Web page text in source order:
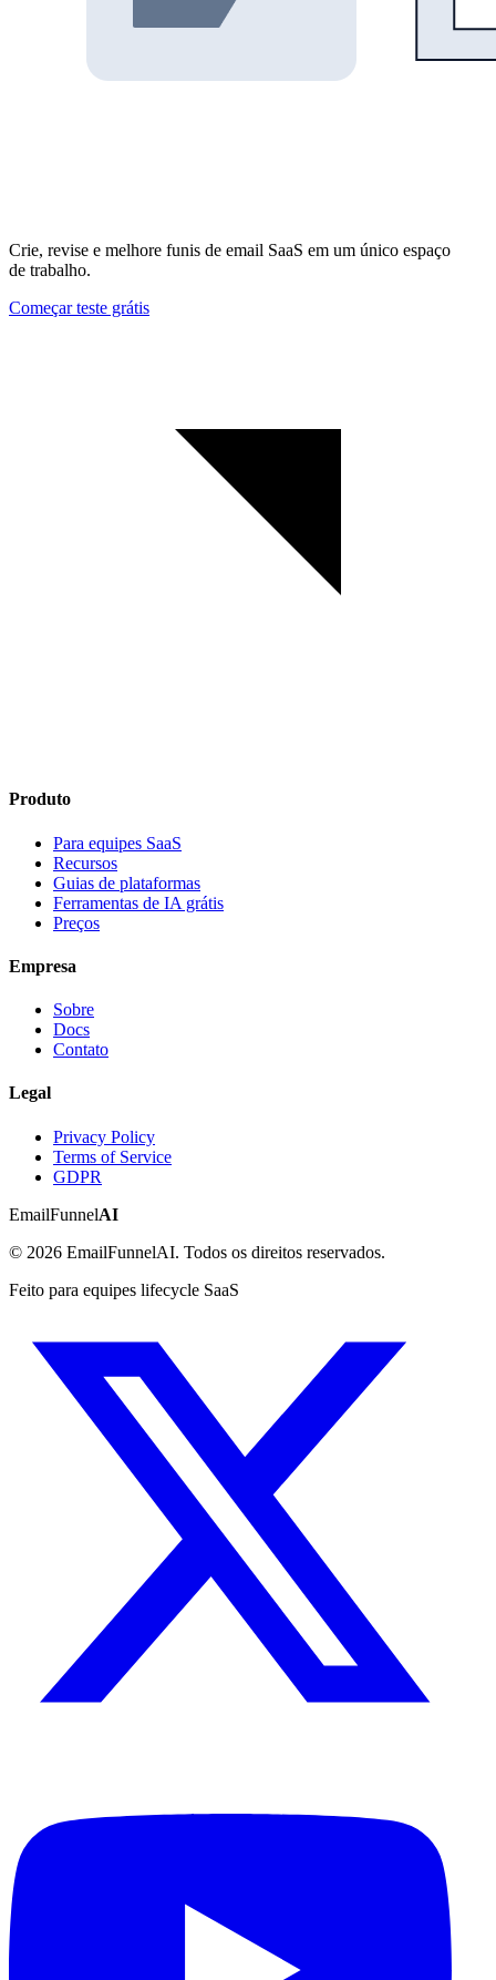
Crie, revise e melhore funis de email SaaS em um único espaço
de trabalho.
Começar teste grátis
Produto
Para equipes SaaS
Recursos
Guias de plataformas
Ferramentas de IA grátis
Preços
Empresa
Sobre
Docs
Contato
Legal
Privacy Policy
Terms of Service
GDPR
EmailFunnelAI
© 2026 EmailFunnelAI. Todos os direitos reservados.
Feito para equipes lifecycle SaaS